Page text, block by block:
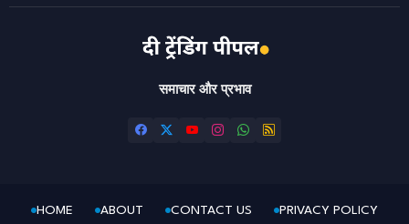
समाचार और प्रभाव
HOME ABOUT CONTACT US PRIVACY POLICY